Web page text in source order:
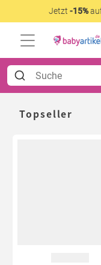
Jetzt -15%
Topseller